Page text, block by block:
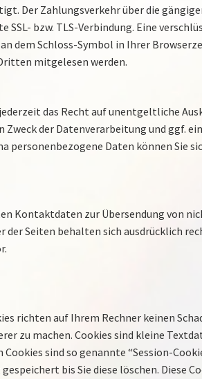
Der Zahlungsverkehr über die
bzw. TLS-Verbindung. Eine
dem Schloss-Symbol in Ihrer
mitgelesen werden.
das Recht auf unentgeltliche
der Datenverarbeitung und ggf.
personenbezogene Daten können Sie
Kontaktdaten zur Übersendung von
Seiten behalten sich ausdrücklich
richten auf Ihrem Rechner keinen
zu machen. Cookies sind kleine
sind so genannte “Session-
bis Sie diese löschen. Diese